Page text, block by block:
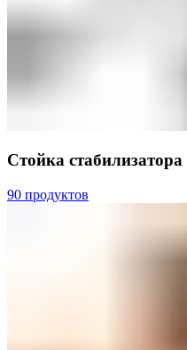
Стойка стабилизатора
90 продуктов